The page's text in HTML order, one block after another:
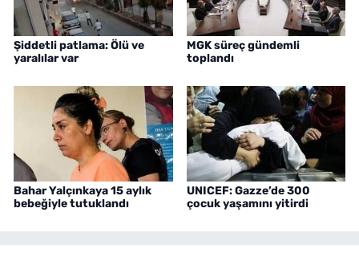
Şiddetli patlama: Ölü ve
yaralılar var
MGK süreç gündemli
toplandı
Bahar Yalçınkaya 15 aylık
bebeğiyle tutuklandı
UNICEF: Gazze’de 300
çocuk yaşamını yitirdi